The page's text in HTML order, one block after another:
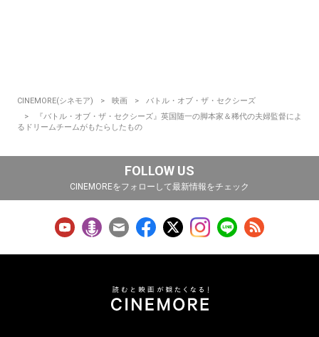
CINEMORE(シネモア) 映画
バトル・オブ・ザ・セクシーズ
『バトル・オブ・ザ・セクシーズ』英国随一の脚本家＆稀代の夫婦監督によ
るドリームチームがもたらしたもの
FOLLOW US
CINEMOREをフォローして最新情報をチェック